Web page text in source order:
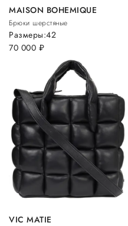
MAISON BOHEMIQUE
Брюки шерстяные
70 000 руб.
Размеры:42
VIC MATIE